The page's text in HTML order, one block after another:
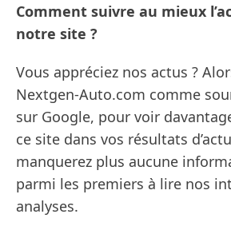
Comment suivre au mieux
notre site ?
Vous appréciez nos actus ?
Nextgen-Auto.com comme
sur Google, pour voir
ce site dans vos résultats
manquerez plus aucune
parmi les premiers à lire nos
analyses.